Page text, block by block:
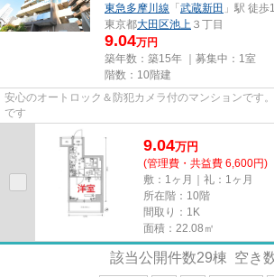
東急多摩川線 「 武蔵新田 」駅 徒歩
東京都大田区池上 ３丁目
9.04万円
築年数：築15年 ｜募集中： 1室
階数：10階建
安心のオートロック＆防犯カメラ付のマンションです
です
9.04万円
(管理費・共益費 6,600円)
敷：1ヶ月｜礼：1ヶ月
所在階：10階
間取り：1K
面積：22.08㎡
該当公開件数29棟 空き